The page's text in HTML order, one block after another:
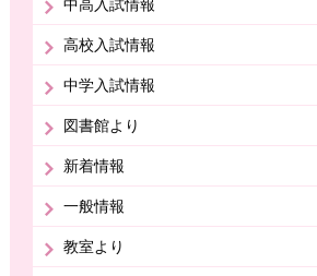
中高入試情報
高校入試情報
中学入試情報
図書館より
新着情報
一般情報
教室より